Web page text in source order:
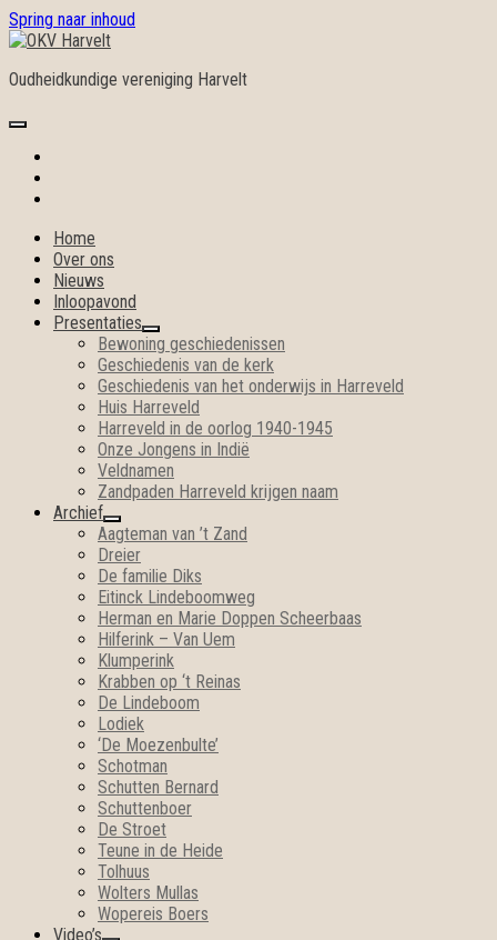
Spring naar inhoud
OKV
Oudheidkundige vereniging Harvelt
open
menu
Home
Over ons
Nieuws
Inloopavond
Presentaties
open
submenu
Bewoning geschiedenissen
Geschiedenis van de kerk
Geschiedenis van het onderwijs in Harreveld
Huis Harreveld
Harreveld in de oorlog 1940-1945
Onze Jongens in Indië
Veldnamen
Zandpaden Harreveld krijgen naam
Archief
open
submenu
Aagteman van ’t Zand
Dreier
De familie Diks
Eitinck Lindeboomweg
Herman en Marie Doppen Scheerbaas
Hilferink – Van Uem
Klumperink
Krabben op ‘t Reinas
De Lindeboom
Lodiek
‘De Moezenbulte’
Schotman
Schutten Bernard
Schuttenboer
De Stroet
Teune in de Heide
Tolhuus
Wolters Mullas
Wopereis Boers
Video’s